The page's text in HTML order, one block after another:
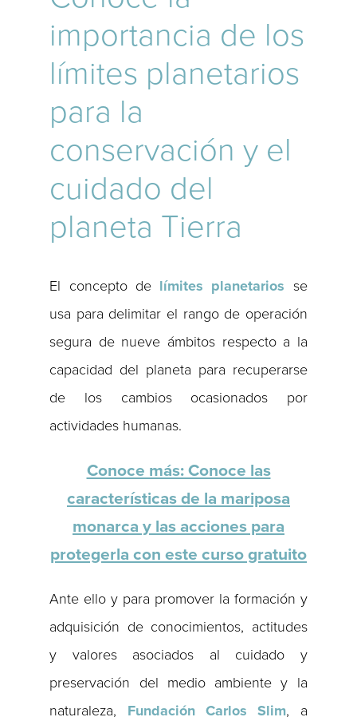
importancia de los
límites planetarios
para la
conservación y el
cuidado del
planeta Tierra
El concepto de límites planetarios se
usa para delimitar el rango de operación
segura de nueve ámbitos respecto a la
capacidad del planeta para recuperarse
de los cambios ocasionados por
actividades humanas.
Conoce más: Conoce las
características de la mariposa
monarca y las acciones para
protegerla con este curso gratuito
Ante ello y para promover la formación y
adquisición de conocimientos, actitudes
y valores asociados al cuidado y
preservación del medio ambiente y la
naturaleza, Fundación Carlos Slim, a